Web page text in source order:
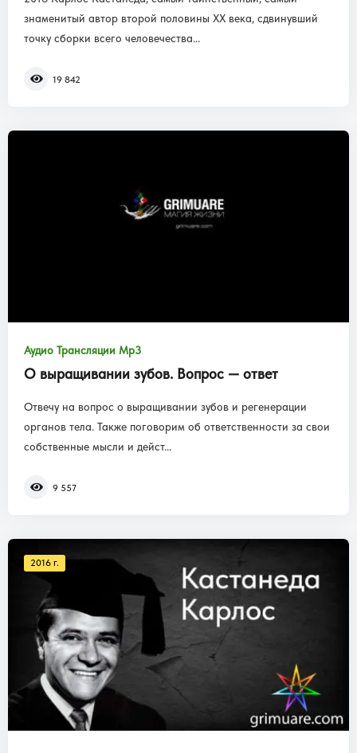
знаменитый автор второй половины XX века, сдвинувший
точку сборки всего человечества...
19 842
Аудио Трансляции Mp3
О выращивании зубов. Вопрос — ответ
Отвечу на вопрос о выращивании зубов и регенерации
органов тела. Также поговорим об ответственности за свои
собственные мысли и дейст...
9 557
2016 г.